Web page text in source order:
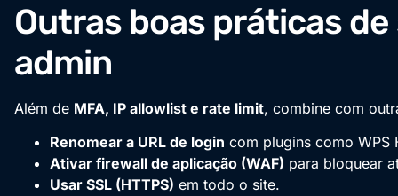
Outras boas práticas
admin
Além de MFA, IP allowlist e rate limit, combine com
Renomear a URL de login com plugins como WPS
Ativar firewall de aplicação (WAF) para bloquear
Usar SSL (HTTPS) em todo o site.